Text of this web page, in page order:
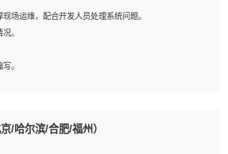
案,并推动方案执行达成结果；熟练使用PPT、
；
和技术信息；具有较强的文档编写能力，能独立撰写
需携带个人制作的专业PPT文件进行展示。
场运维，配合开发人员处理系统问题。
。
。
/哈尔滨/合肥/福州）